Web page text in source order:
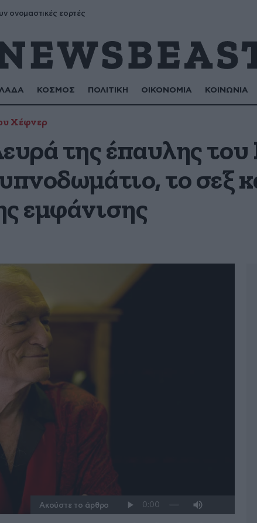
ονομαστικές εορτές
ΚΟΣΜΟΣ ΠΟΛΙΤΙΚΗ ΟΙΚΟΝΟΜΙΑ ΚΟΙΝΩΝΙΑ
Χέφνερ
της έπαυλης
το σεξ
εμφάνισης
Ακούστε το άρθρο